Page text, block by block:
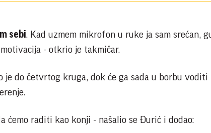
sebi. Kad uzmem mikrofon u ruke ja sam srećan,
- otkrio je takmičar.
je do četvrtog kruga, dok će ga sada u borbu voditi
ćemo raditi kao konji - našalio se Đurić i dodao: